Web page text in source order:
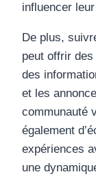
influencer
De plus,
peut offrir
des
et les
communauté
également
expériences
une